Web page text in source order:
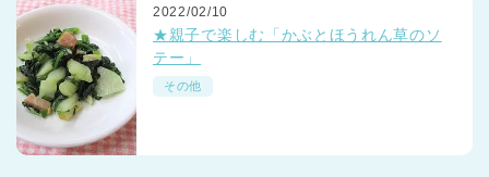
千葉県
埼玉県
兵庫県 兵庫県 全域
2022/02/10
★親子で楽しむ「かぶとほうれん草のソ
テー」
その他